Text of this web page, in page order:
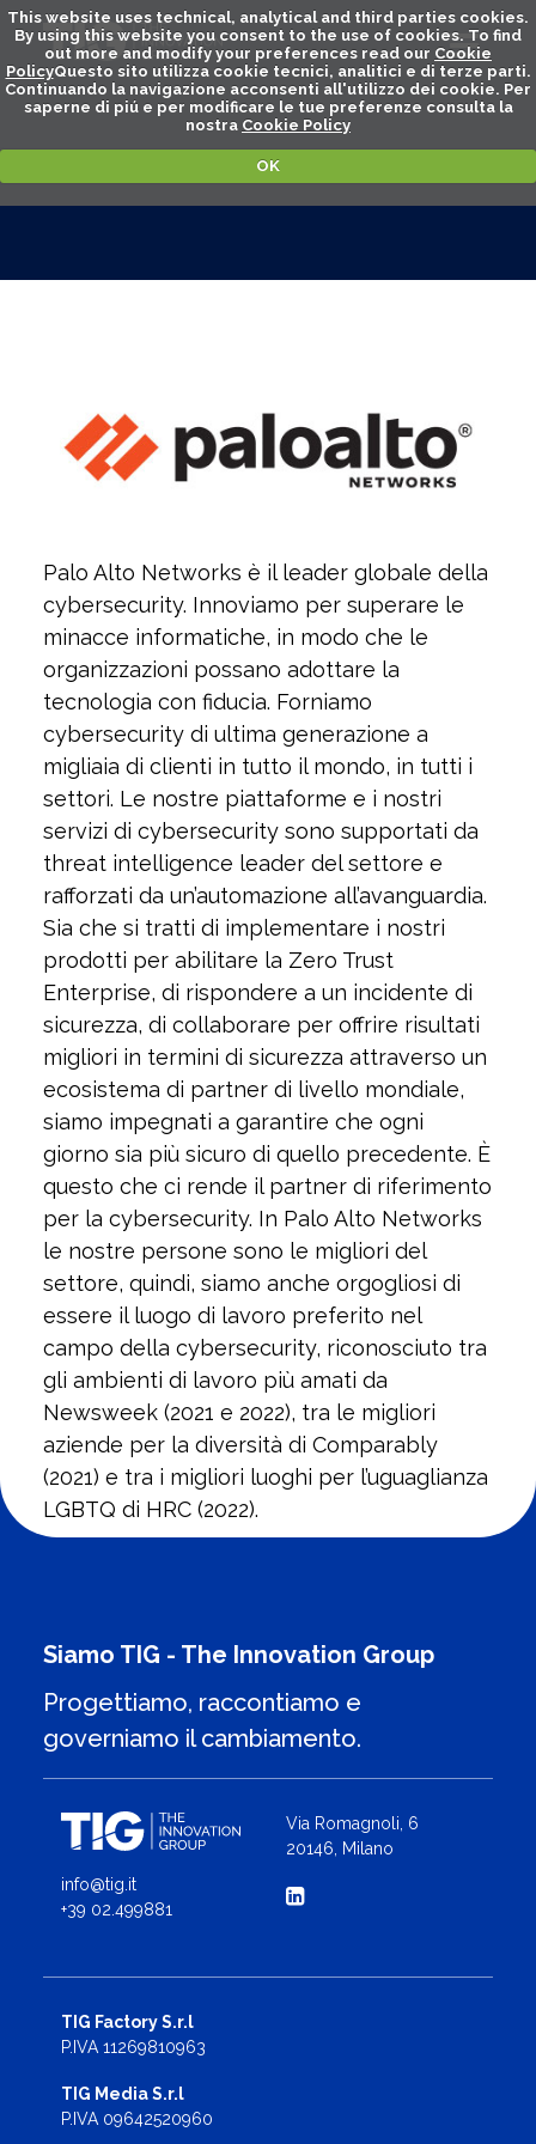
This website uses technical, analytical and third parties cookies.
By using this website you consent to the use of cookies. To find
out more and modify your preferences read our Cookie
PolicyQuesto sito utilizza cookie tecnici, analitici e di terze parti.
Continuando la navigazione acconsenti all'utilizzo dei cookie. Per
saperne di piú e per modificare le tue preferenze consulta la
nostra Cookie Policy
OK
Palo Alto Networks è il leader globale della
cybersecurity. Innoviamo per superare le
minacce informatiche, in modo che le
organizzazioni possano adottare la
tecnologia con fiducia. Forniamo
cybersecurity di ultima generazione a
migliaia di clienti in tutto il mondo, in tutti i
settori. Le nostre piattaforme e i nostri
servizi di cybersecurity sono supportati da
threat intelligence leader del settore e
rafforzati da un’automazione all’avanguardia.
Sia che si tratti di implementare i nostri
prodotti per abilitare la Zero Trust
Enterprise, di rispondere a un incidente di
sicurezza, di collaborare per offrire risultati
migliori in termini di sicurezza attraverso un
ecosistema di partner di livello mondiale,
siamo impegnati a garantire che ogni
giorno sia più sicuro di quello precedente. È
questo che ci rende il partner di riferimento
per la cybersecurity. In Palo Alto Networks
le nostre persone sono le migliori del
settore, quindi, siamo anche orgogliosi di
essere il luogo di lavoro preferito nel
campo della cybersecurity, riconosciuto tra
gli ambienti di lavoro più amati da
Newsweek (2021 e 2022), tra le migliori
aziende per la diversità di Comparably
(2021) e tra i migliori luoghi per l’uguaglianza
LGBTQ di HRC (2022).
Siamo TIG - The Innovation Group
Progettiamo, raccontiamo e
governiamo il cambiamento.
info@tig.it
+39 02.499881
Via Romagnoli, 6
20146, Milano
TIG Factory S.r.l
P.IVA 11269810963
TIG Media S.r.l
P.IVA 09642520960